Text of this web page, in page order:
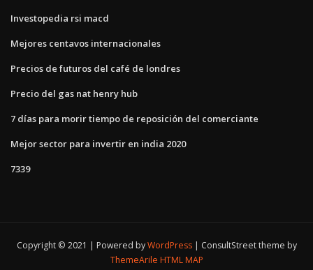
Investopedia rsi macd
Mejores centavos internacionales
Precios de futuros del café de londres
Precio del gas nat henry hub
7 días para morir tiempo de reposición del comerciante
Mejor sector para invertir en india 2020
7339
Copyright © 2021 | Powered byWordPress
ConsultStreet theme by
ThemeArile HTML MAP